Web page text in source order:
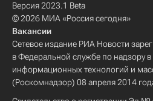
Версия 2023.1 Beta
© 2026 МИА «Россия сегодня»
Вакансии
Сетевое издание РИА Новости
в Федеральной службе по надзору в
информационных технологий и
(Роскомнадзор) 08 апреля 2014